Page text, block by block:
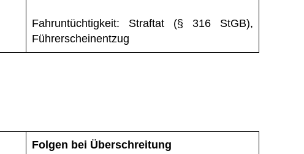
Fahruntüchtigkeit: Straftat (§ 316 StGB),
Führerscheinentzug
Folgen bei Überschreitung